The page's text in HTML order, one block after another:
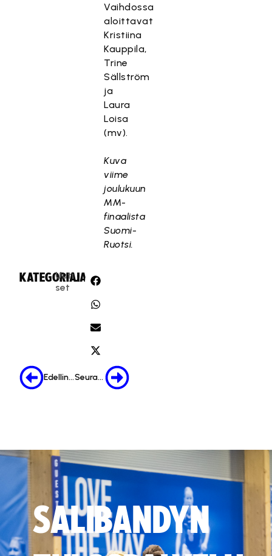
Vaihdossa
aloittavat
Kristiina
Kauppila,
Trine
Sällström
ja
Laura
Loisa
(mv).
Kuva
viime
joulukuun
MM-
finaalista
Suomi-
Ruotsi.
KATEGORIA:
Uuti
set
JAA:
Edellinen Seuraava
SALIBANDYN